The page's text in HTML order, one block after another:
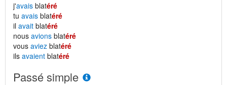
j'avais blatéré
tu avais blatéré
il avait blatéré
nous avions blatéré
vous aviez blatéré
ils avaient blatéré
Passé simple